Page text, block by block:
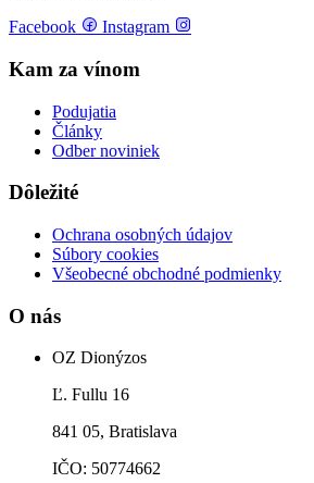
Facebook Instagram
Kam za vínom
Podujatia
Články
Odber noviniek
Dôležité
Ochrana osobných údajov
Súbory cookies
Všeobecné obchodné podmienky
O nás
OZ Dionýzos
Ľ. Fullu 16
841 05, Bratislava
IČO: 50774662